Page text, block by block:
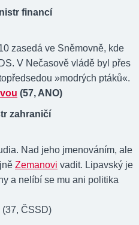
financí
zasedá ve Sněmovně, kde
V Nečasově vládě byl přes
»modrých ptáků«.
(57, ANO)
zahraničí
Nad jeho jmenováním, ale
Zemanovi vadit. Lipavský je
a nelíbí se mu ani politika
(37, ČSSD)